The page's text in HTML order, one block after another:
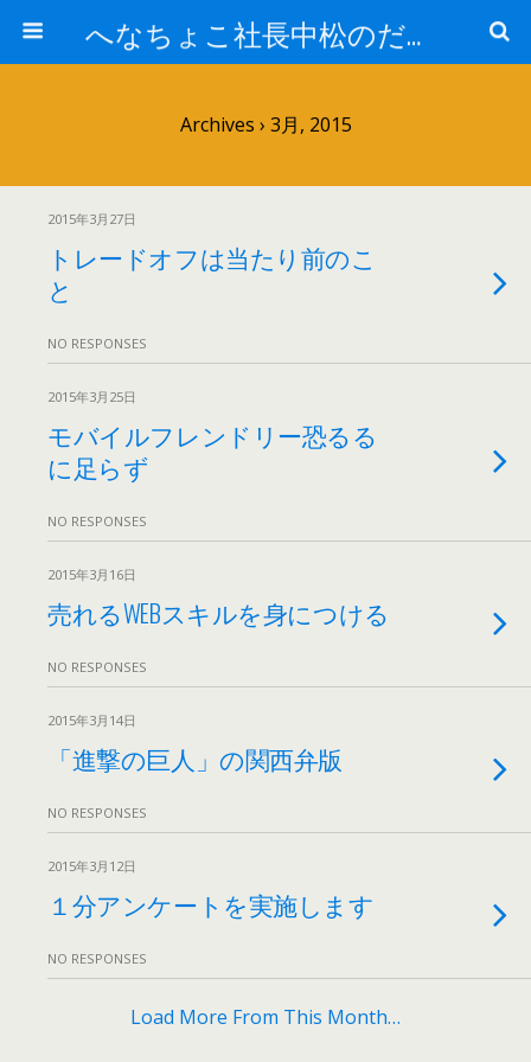
へなちょこ社長中松のだるだる日記
Archives › 3月, 2015
2015年3月27日
トレードオフは当たり前のこ
と
NO RESPONSES
2015年3月25日
モバイルフレンドリー恐るる
に足らず
NO RESPONSES
2015年3月16日
売れるWEBスキルを身につける
NO RESPONSES
2015年3月14日
「進撃の巨人」の関西弁版
NO RESPONSES
2015年3月12日
１分アンケートを実施します
NO RESPONSES
Load More From This Month…